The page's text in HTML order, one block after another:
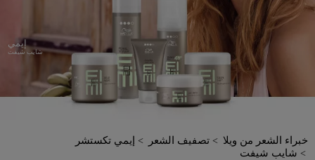
إيمي
شايب شيفت
خبراء الشعر من ويلا تصفيف الشعر
إيمي تكستشر
شايب شيفت